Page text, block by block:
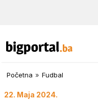
Početna » Fudbal
22. Maja 2024.